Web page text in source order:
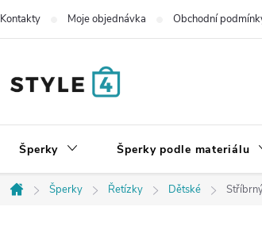
Kontakty Moje objednávka Obchodní
Šperky Šperky podle materiálu
Domů
Šperky Řetízky Dětské